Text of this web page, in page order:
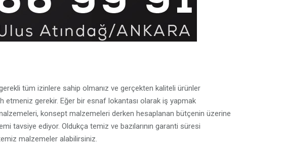
tüm izinlere sahip olmanız ve gerçekten kaliteli ürünler
etmeniz gerekir. Eğer bir esnaf lokantası olarak iş yapmak
konsept malzemeleri derken hesaplanan bütçenin üzerine
tavsiye ediyor. Oldukça temiz ve bazılarının garanti süresi
malzemeler alabilirsiniz.